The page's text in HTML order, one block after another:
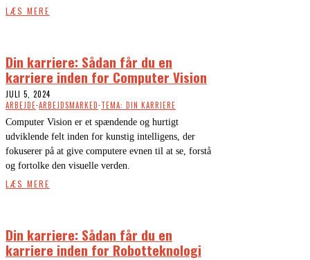
LÆS MERE
Din karriere: Sådan får du en
karriere inden for Computer Vision
JULI 5, 2024
ARBEJDE·ARBEJDSMARKED·TEMA: DIN KARRIERE
Computer Vision er et spændende og hurtigt
udviklende felt inden for kunstig intelligens, der
fokuserer på at give computere evnen til at se, forstå
og fortolke den visuelle verden.
LÆS MERE
Din karriere: Sådan får du en
karriere inden for Robotteknologi